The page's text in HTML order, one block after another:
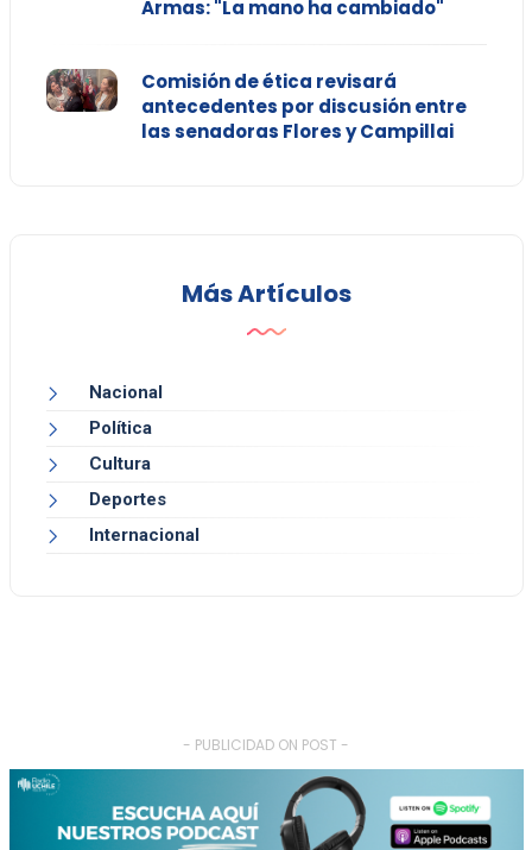
Armas: "La mano ha cambiado"
Comisión de ética revisará
antecedentes por discusión entre
las senadoras Flores y Campillai
Más Artículos
Nacional
Política
Cultura
Deportes
Internacional
- PUBLICIDAD ON POST -